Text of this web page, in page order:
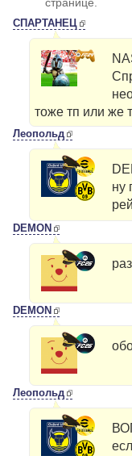
странице.
СПАРТАНЕЦ
тоже тп или же
Леопольд
ну
DEMON
DEMON
Леопольд